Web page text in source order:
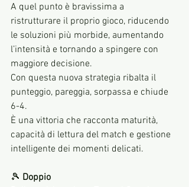
A quel punto è bravissima a
ristrutturare il proprio gioco, riducendo
le soluzioni più morbide, aumentando
l’intensità e tornando a spingere con
maggiore decisione.
Con questa nuova strategia ribalta il
punteggio, pareggia, sorpassa e chiude
6-4.
È una vittoria che racconta maturità,
capacità di lettura del match e gestione
intelligente dei momenti delicati.
🎾 Doppio